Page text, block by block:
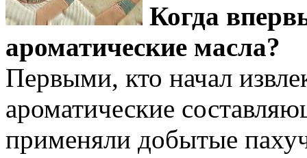
Когда
ароматические масла?
Первыми, кто начал
ароматические
применяли добытые